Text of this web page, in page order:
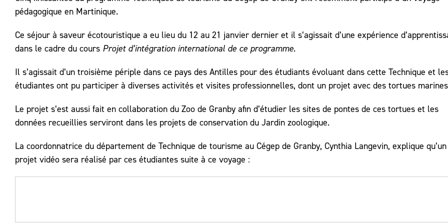
pédagogique en Martinique.
Ce séjour à saveur écotouristique a eu lieu du 12 au 21 janvier dernier et il s’agissait d’une expérience
dans le cadre du cours Projet d’intégration international de ce programme.
Il s’agissait d’un troisième périple dans ce pays des Antilles pour des étudiants évoluant dans cette Technique et
étudiantes ont pu participer à diverses activités et visites professionnelles, dont un projet avec des tortues
Le projet s’est aussi fait en collaboration du Zoo de Granby afin d’étudier les sites de pontes de ces tortues et les
données recueillies serviront dans les projets de conservation du Jardin zoologique.
La coordonnatrice du département de Technique de tourisme au Cégep de Granby, Cynthia Langevin, explique qu’un
projet vidéo sera réalisé par ces étudiantes suite à ce voyage :